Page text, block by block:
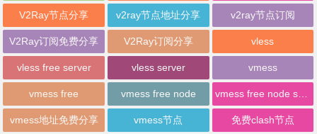
V2Ray节点分享 v2ray节点地址分享 v2ray节点订阅
V2Ray订阅免费分享 V2Ray订阅分享 vless
vless free server vless server vmess
vmess free vmess free node vmess free node sharing
vmess地址免费分享 vmess节点 免费clash节点